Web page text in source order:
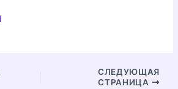
СЛЕДУЮЩАЯ
СТРАНИЦА